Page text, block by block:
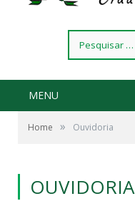
por:
MENU
Home » Ouvidoria
OUVIDORIA